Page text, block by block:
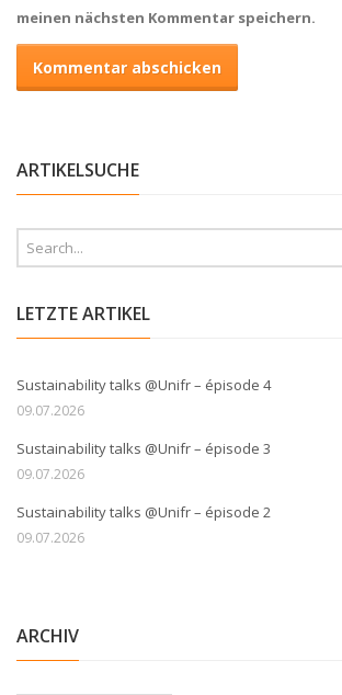
meinen nächsten Kommentar speichern.
ARTIKELSUCHE
LETZTE ARTIKEL
Sustainability talks @Unifr – épisode 4
09.07.2026
Sustainability talks @Unifr – épisode 3
09.07.2026
Sustainability talks @Unifr – épisode 2
09.07.2026
ARCHIV